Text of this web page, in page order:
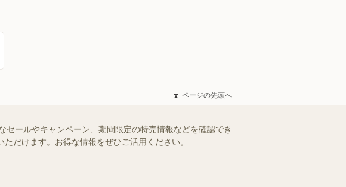
ページの先頭へ
ールやキャンペーン、期間限定の特売情報などを確認でき
だけます。お得な情報をぜひご活用ください。